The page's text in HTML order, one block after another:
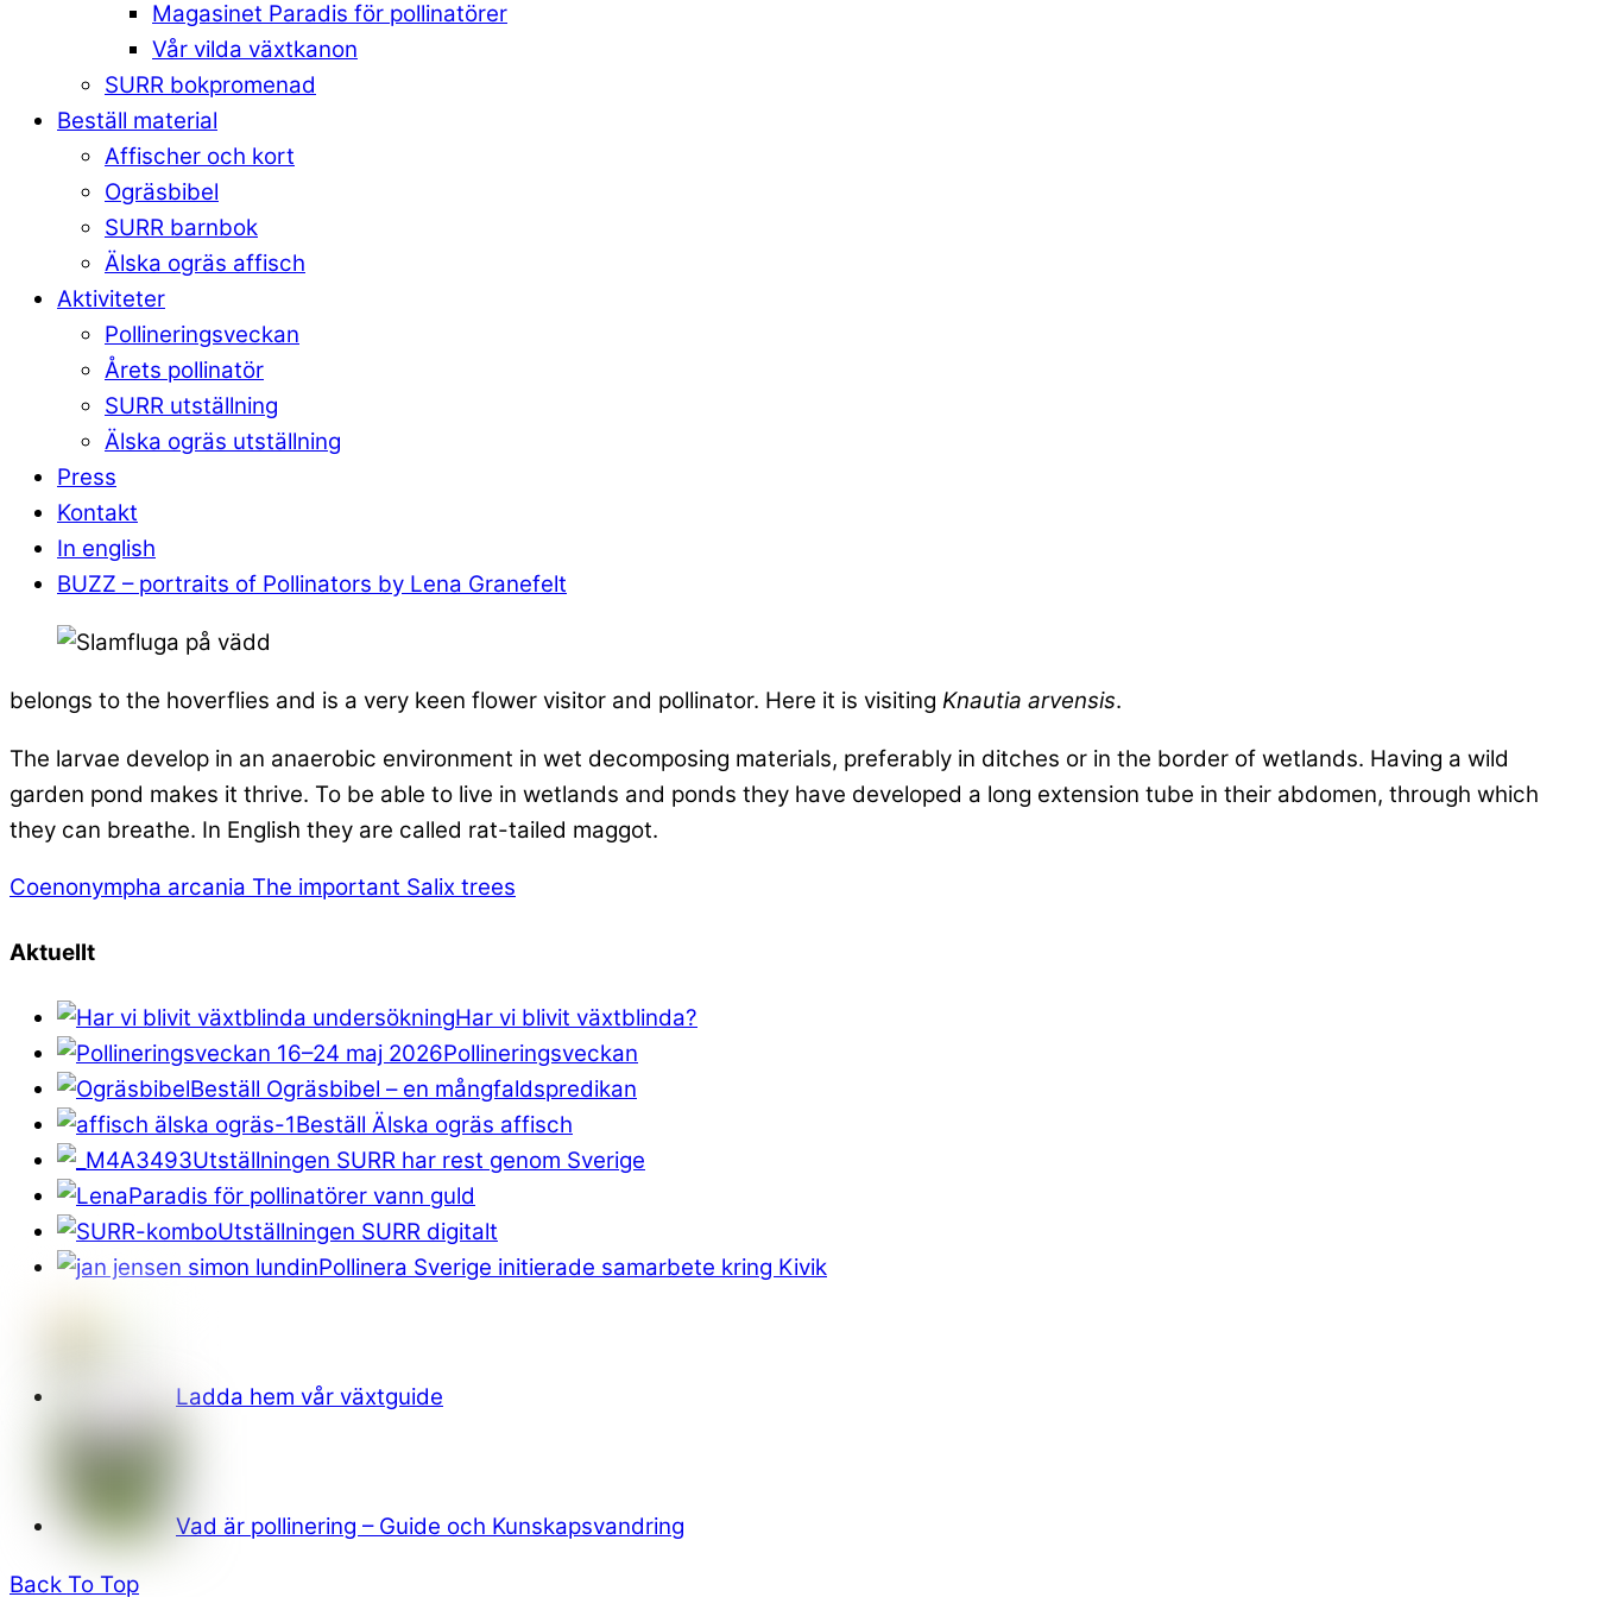
Magasinet Paradis för pollinatörer
Vår vilda växtkanon
SURR bokpromenad
Beställ material
Affischer och kort
Ogräsbibel
SURR barnbok
Älska ogräs affisch
Aktiviteter
Pollineringsveckan
Årets pollinatör
SURR utställning
Älska ogräs utställning
Press
Kontakt
In english
BUZZ – portraits of Pollinators by Lena Granefelt
belongs to the hoverflies and is a very keen flower visitor and pollinator. Here it is visiting Knautia arvensis.
The larvae develop in an anaerobic environment in wet decomposing materials, preferably in ditches or in the border of wetlands. Having a wild
garden pond makes it thrive. To be able to live in wetlands and ponds they have developed a long extension tube in their abdomen, through which
they can breathe. In English they are called rat-tailed maggot.
Coenonympha arcania The important Salix trees
Aktuellt
Har vi blivit växtblinda?
Pollineringsveckan
Beställ Ogräsbibel – en mångfaldspredikan
Beställ Älska ogräs affisch
Utställningen SURR har rest genom Sverige
Paradis för pollinatörer vann guld
Utställningen SURR digitalt
Pollinera Sverige initierade samarbete kring Kivik
Ladda hem vår växtguide
Vad är pollinering – Guide och Kunskapsvandring
Back To Top